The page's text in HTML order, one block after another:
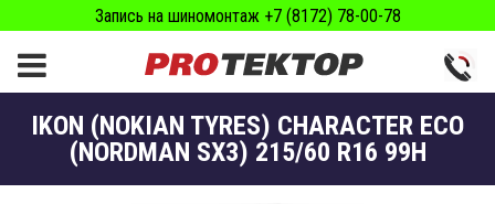
Запись на шиномонтаж +7 (8172) 78-00-78
IKON (NOKIAN TYRES) CHARACTER ECO
(NORDMAN SX3) 215/60 R16 99H